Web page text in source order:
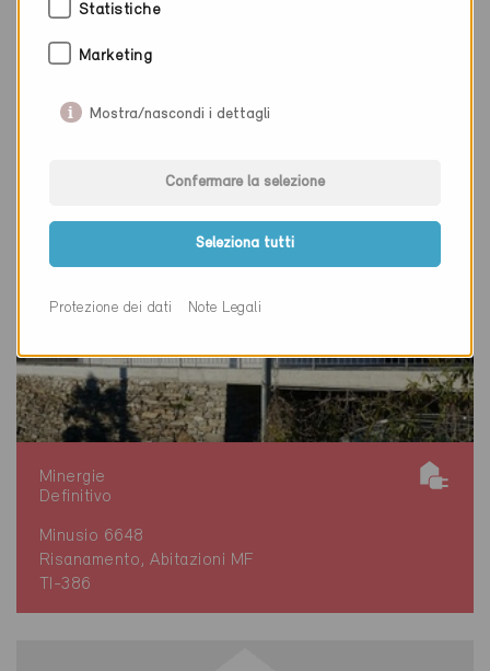
Nuova costruzione, Negozi
TI-466
Minergie
Definitivo
Minusio 6648
Risanamento, Abitazioni MF
TI-386
Statistiche
Marketing
Mostra/nascondi i dettagli
Confermare la selezione
Seleziona tutti
Protezione dei dati Note Legali